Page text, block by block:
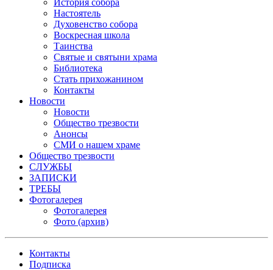
История собора
Настоятель
Духовенство собора
Воскресная школа
Таинства
Святые и святыни храма
Библиотека
Стать прихожанином
Контакты
Новости
Новости
Общество трезвости
Анонсы
СМИ о нашем храме
Общество трезвости
СЛУЖБЫ
ЗАПИСКИ
ТРЕБЫ
Фотогалерея
Фотогалерея
Фото (архив)
Контакты
Подписка